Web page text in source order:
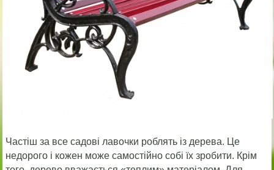
Частіш за все садові лавочки роблять із дерева. Це
недорого і кожен може самостійно собі їх зробити. Крім